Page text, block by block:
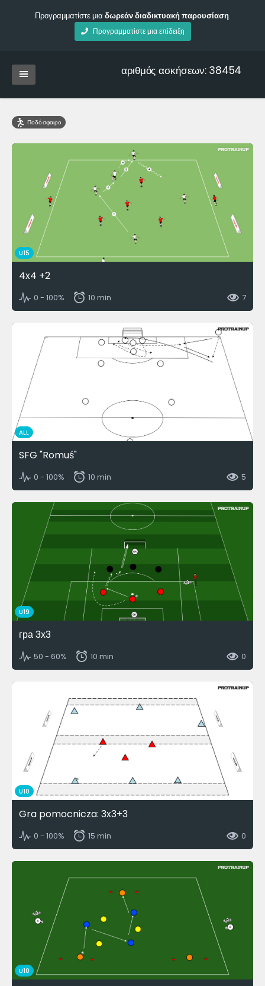
Προγραμματίστε μια δωρεάν διαδικτυακή παρουσίαση.
Προγραμματίστε μια επίδειξη
αριθμός ασκήσεων: 38454
Ποδόσφαιρο
U15
4x4 +2
0 - 100% 10 min 7
ALL
SFG "Romuś"
0 - 100% 10 min 5
U19
гра 3х3
50 - 60% 10 min 0
U10
Gra pomocnicza: 3x3+3
0 - 100% 15 min 0
U10